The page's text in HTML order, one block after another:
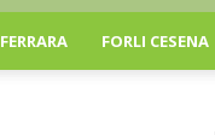
FERRARA FORLI CESENA